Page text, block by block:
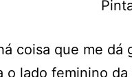
coisa que me dá
o lado feminino